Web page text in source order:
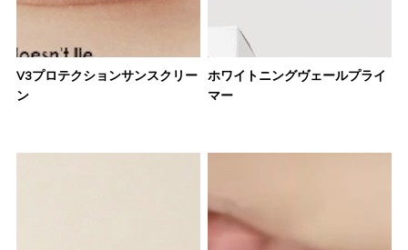
V3プロテクションサンスクリー
ン
ホワイトニングヴェールプライ
マー